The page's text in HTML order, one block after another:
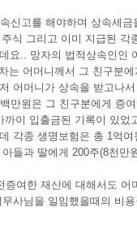
신고를 해야하며 상속세
식 그리고 이미 지급된
요.. 망자의 법적상속인
는 어머니께서 그 친구분
어머니가 상속을 받고나
만원은 그 친구분에게 증
이 입출금된 기록이 있
각종 생명보험은 총 1억
들과 딸에게 200주(8천
여한 재산에 대해서도
사님을 일임했을때의 비